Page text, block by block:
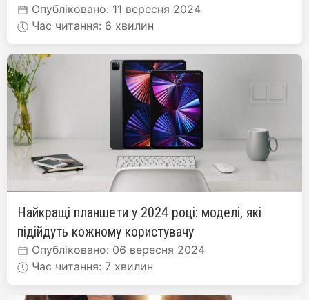
Опубліковано: 11 вересня 2024
Час читання: 6 хвилин
Найкращі планшети у 2024 році: моделі, які
підійдуть кожному користувачу
Опубліковано: 06 вересня 2024
Час читання: 7 хвилин